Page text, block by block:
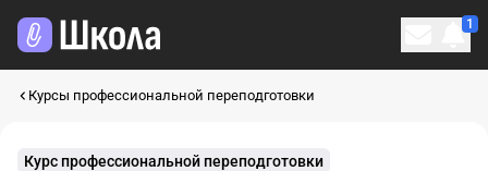
1
Курсы профессиональной переподготовки
Курс профессиональной переподготовки